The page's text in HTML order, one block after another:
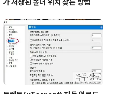
가 저장된 폴더 위치 찾는 방법